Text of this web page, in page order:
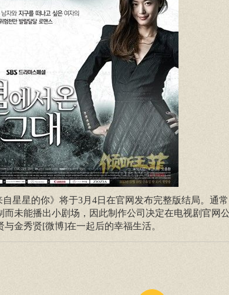
星星的你》将于3月4日在官网发布完整版结局。通
而未能播出小剧场，因此制作公司决定在电视剧官网
金秀贤[微博]在一起后的幸福生活。